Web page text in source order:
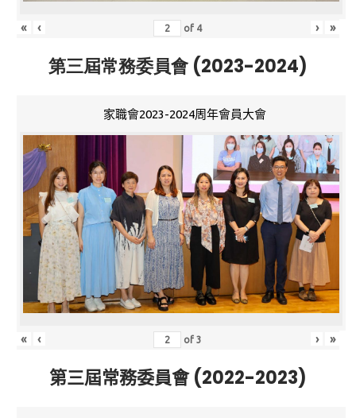
« ‹ of 4 › »
第三屆常務委員會 (2023-2024)
家職會2023-2024周年會員大會
« ‹ of3 › »
第三屆常務委員會 (2022-2023)